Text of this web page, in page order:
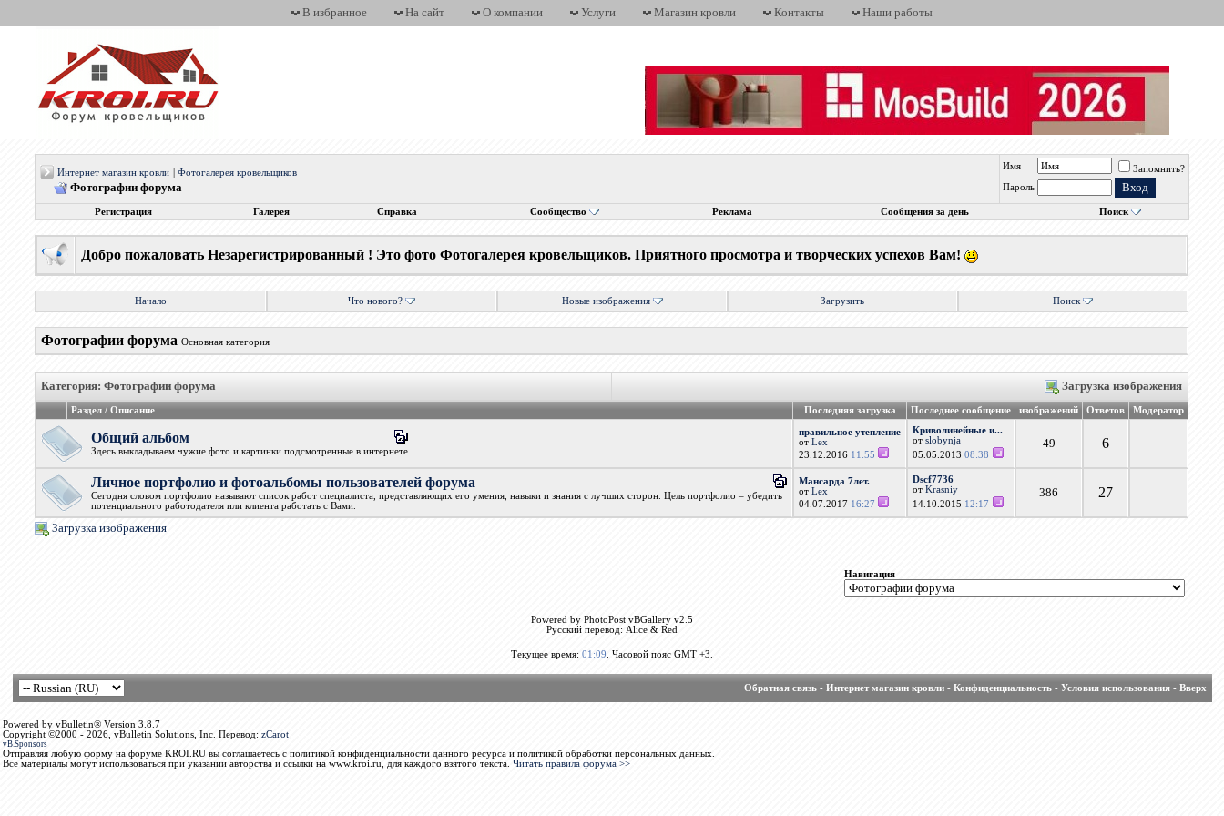
В избранное На сайт О компании Услуги Магазин кровли Контакты Наши работы
Интернет магазин кровли |Фотогалерея кровельщиков
Фотографии форума
Имя
Запомнить?
Пароль
Регистрация Галерея Справка Сообщество Реклама Сообщения за день Поиск
Добро пожаловать Незарегистрированный ! Это фото Фотогалерея кровельщиков. Приятного просмотра и творческих успехов Вам!
Начало Что нового? Новые изображения Загрузить Поиск
Фотографии форума Основная категория
Категория: Фотографии форума Загрузка изображения
Раздел / Описание Последняя загрузка Последнее сообщение изображений Ответов Модератор
Общий альбом
Здесь выкладываем чужие фото и картинки подсмотренные в интернете
правильное утепление
отLex
23.12.2016 11:55
Криволинейные и...
отslobynja
05.05.201308:38
49 6
Личное портфолио и фотоальбомы пользователей форума
Сегодня словом портфолио называют список работ специалиста, представляющих его умения, навыки и знания с лучших сторон. Цель портфолио – убедить
потенциального работодателя или клиента работать с Вами.
Мансарда 7лет.
отLex
04.07.2017 16:27
Dscf7736
отKrasniy
14.10.2015 12:17
386 27
Загрузка изображения
Навигация
Powered by PhotoPost vBGallery v2.5
Русский перевод: Alice & Red
Текущее время: 01:09 . Часовой пояс GMT +3.
Обратная связь- Интернет магазин кровли- Конфиденциальность- Условия использования- Вверх
Powered by vBulletin® Version 3.8.7
Copyright ©2000 - 2026, vBulletin Solutions, Inc. Перевод: zCarot
vB.Sponsors
Отправляя любую форму на форуме KROI.RU вы соглашаетесь с политикой конфиденциальности данного ресурса и политикой обработки персональных данных.
Все материалы могут использоваться при указании авторства и ссылки на www.kroi.ru, для каждого взятого текста. Читать правила форума >>